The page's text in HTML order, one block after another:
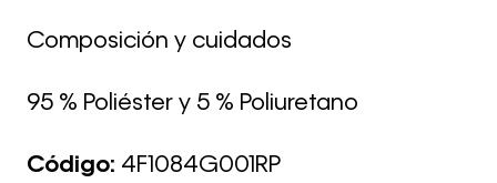
Composición y cuidados
95 % Poliéster y 5 % Poliuretano
Código: 4F1084G001RP